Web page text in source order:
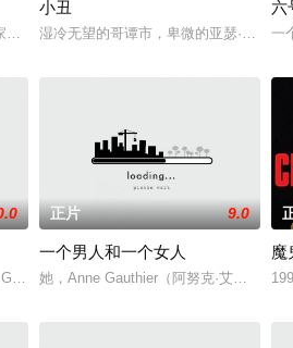
个来自富裕家庭的男子本拥有美好生活，
柳松77天孤身穿越羌塘无人区的真实事迹
小丑
湿冷无望的哥谭市，卑微的亚瑟·弗兰克
六
一
奸後虐杀，身有数百处创伤。警方成立专案
Macready 饰）将职业赌徒乔尼（格伦
正片 9.0
一个男人和一个女人
她，Anne Gauthier（阿努克·艾梅
魔